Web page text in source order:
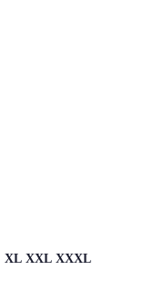
XL XXL XXXL